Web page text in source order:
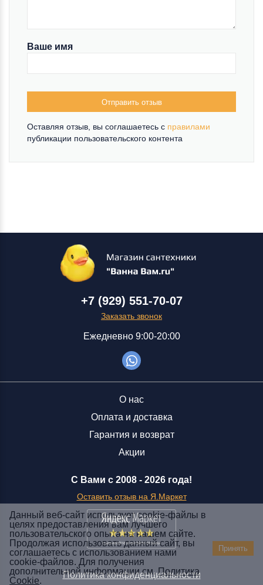
Ваше имя
Отправить отзыв
Оставляя отзыв, вы соглашаетесь c правилами
публикации пользовательского контента
+7 (929) 551-70-07
Заказать звонок
Ежедневно 9:00-20:00
С Вами с 2008 - 2026 года!
Оставить отзыв на Я.Маркет
О нас
Оплата и доставка
Гарантия и возврат
Акции
Политика конфиденциальности
Заказать звонок
+7 (929) 551-70-07
Ежедневно 9:00-20:00
Данный веб-сайт использует cookie-файлы в
целях предоставления вам лучшего
пользовательского опыта на нашем сайте.
Продолжая использовать данный сайт, вы
соглашаетесь с использованием нами
cookie-файлов. Для получения
дополнительной информации см.Политика
Cookie.
Принять